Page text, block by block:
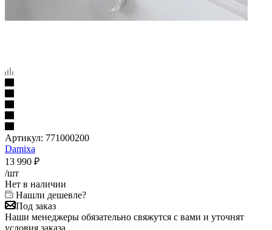
Артикул: 771000200
Damixa
13 990 ₽
/шт
Нет в наличии
Нашли дешевле?
Под заказ
Наши менеджеры обязательно свяжутся с вами и уточнят
условия заказа